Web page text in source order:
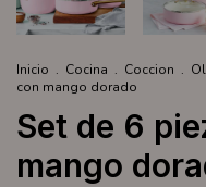
Inicio . Cocina . Coccion .
con mango dorado
Set de 6
mango